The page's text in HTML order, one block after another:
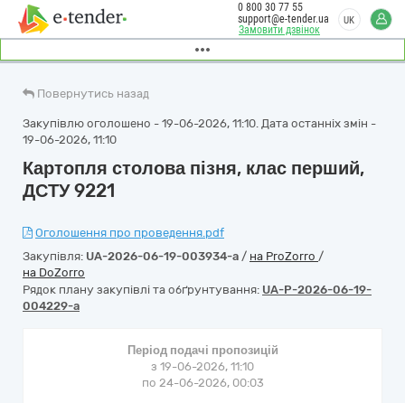
Замовити дзвінок
0 800 30 77 55
support@e-tender.ua
UK
Повернутись назад
Закупівлю оголошено - 19-06-2026, 11:10. Дата останніх змін -
19-06-2026, 11:10
Картопля столова пізня, клас перший,
ДСТУ 9221
Оголошення про проведення.pdf
Закупівля: UA-2026-06-19-003934-a / на ProZorro /
на DoZorro
Рядок плану закупівлі та обґрунтування: UA-P-2026-06-19-
004229-a
Період подачі пропозицій
з 19-06-2026, 11:10
по 24-06-2026, 00:03